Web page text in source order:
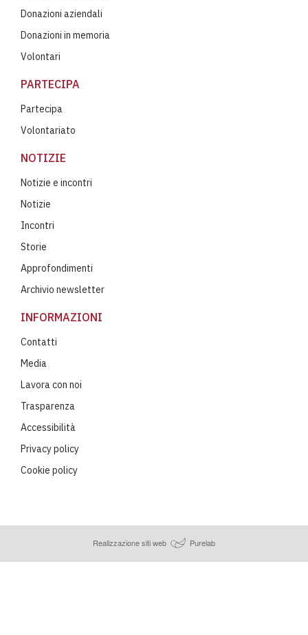
Donazioni aziendali
Donazioni in memoria
Volontari
PARTECIPA
Partecipa
Volontariato
NOTIZIE
Notizie e incontri
Notizie
Incontri
Storie
Approfondimenti
Archivio newsletter
INFORMAZIONI
Contatti
Media
Lavora con noi
Trasparenza
Accessibilità
Privacy policy
Cookie policy
Realizzazione siti web Purelab